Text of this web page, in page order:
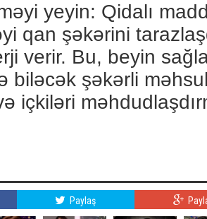
yeyin: Qidalı
qan şəkərini
verir. Bu, beyin
biləcək şəkərli
içkiləri
Paylaş